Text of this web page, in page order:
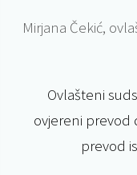
Mirjana Čekić,
Ovlašteni
ovjereni prevod
prevod